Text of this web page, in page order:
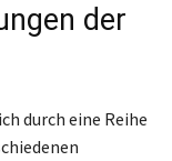
der
durch eine Reihe